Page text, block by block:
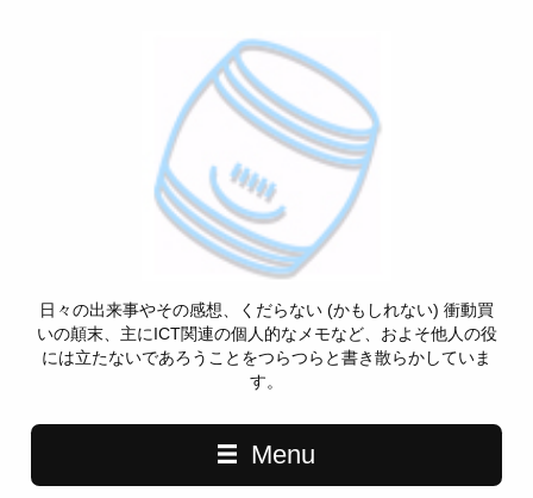
日々の出来事やその感想、くだらない (かもしれない) 衝動買
いの顛末、主にICT関連の個人的なメモなど、およそ他人の役
には立たないであろうことをつらつらと書き散らかしていま
す。
Menu